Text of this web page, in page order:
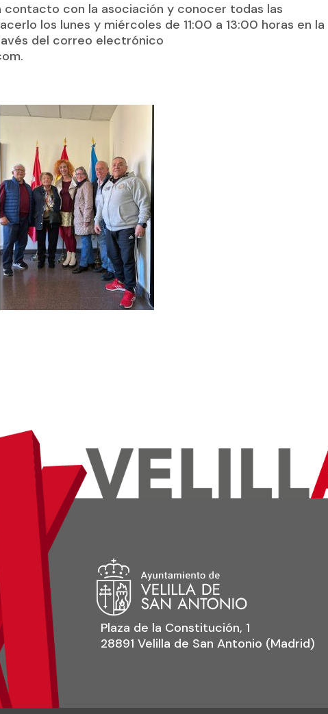
contacto con la asociación y conocer todas las
los lunes y miércoles de 11:00 a 13:00 horas en la
del correo electrónico
Plaza de la Constitución, 1
28891 Velilla de San Antonio (Madrid)